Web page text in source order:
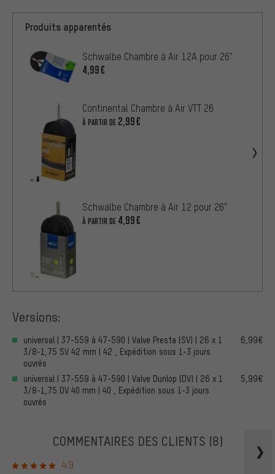
Produits apparentés
Schwalbe Chambre à Air 12A pour 26"
4,99€
Continental Chambre à Air VTT 26
À PARTIR DE 2,99€
Schwalbe Chambre à Air 12 pour 26"
À PARTIR DE 4,99€
Versions:
universal | 37-559 à 47-590 | Valve Presta (SV) | 26 x 1
3/8-1,75 SV 42 mm | 42 , Expédition sous 1-3 jours
ouvrés
6,99€
universal | 37-559 à 47-590 | Valve Dunlop (DV) | 26 x 1
3/8-1,75 DV 40 mm | 40 , Expédition sous 1-3 jours
ouvrés
5,99€
COMMENTAIRES DES CLIENTS (8)
4.9